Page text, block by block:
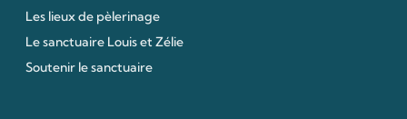
Les lieux de pèlerinage
Le sanctuaire Louis et Zélie
Soutenir le sanctuaire